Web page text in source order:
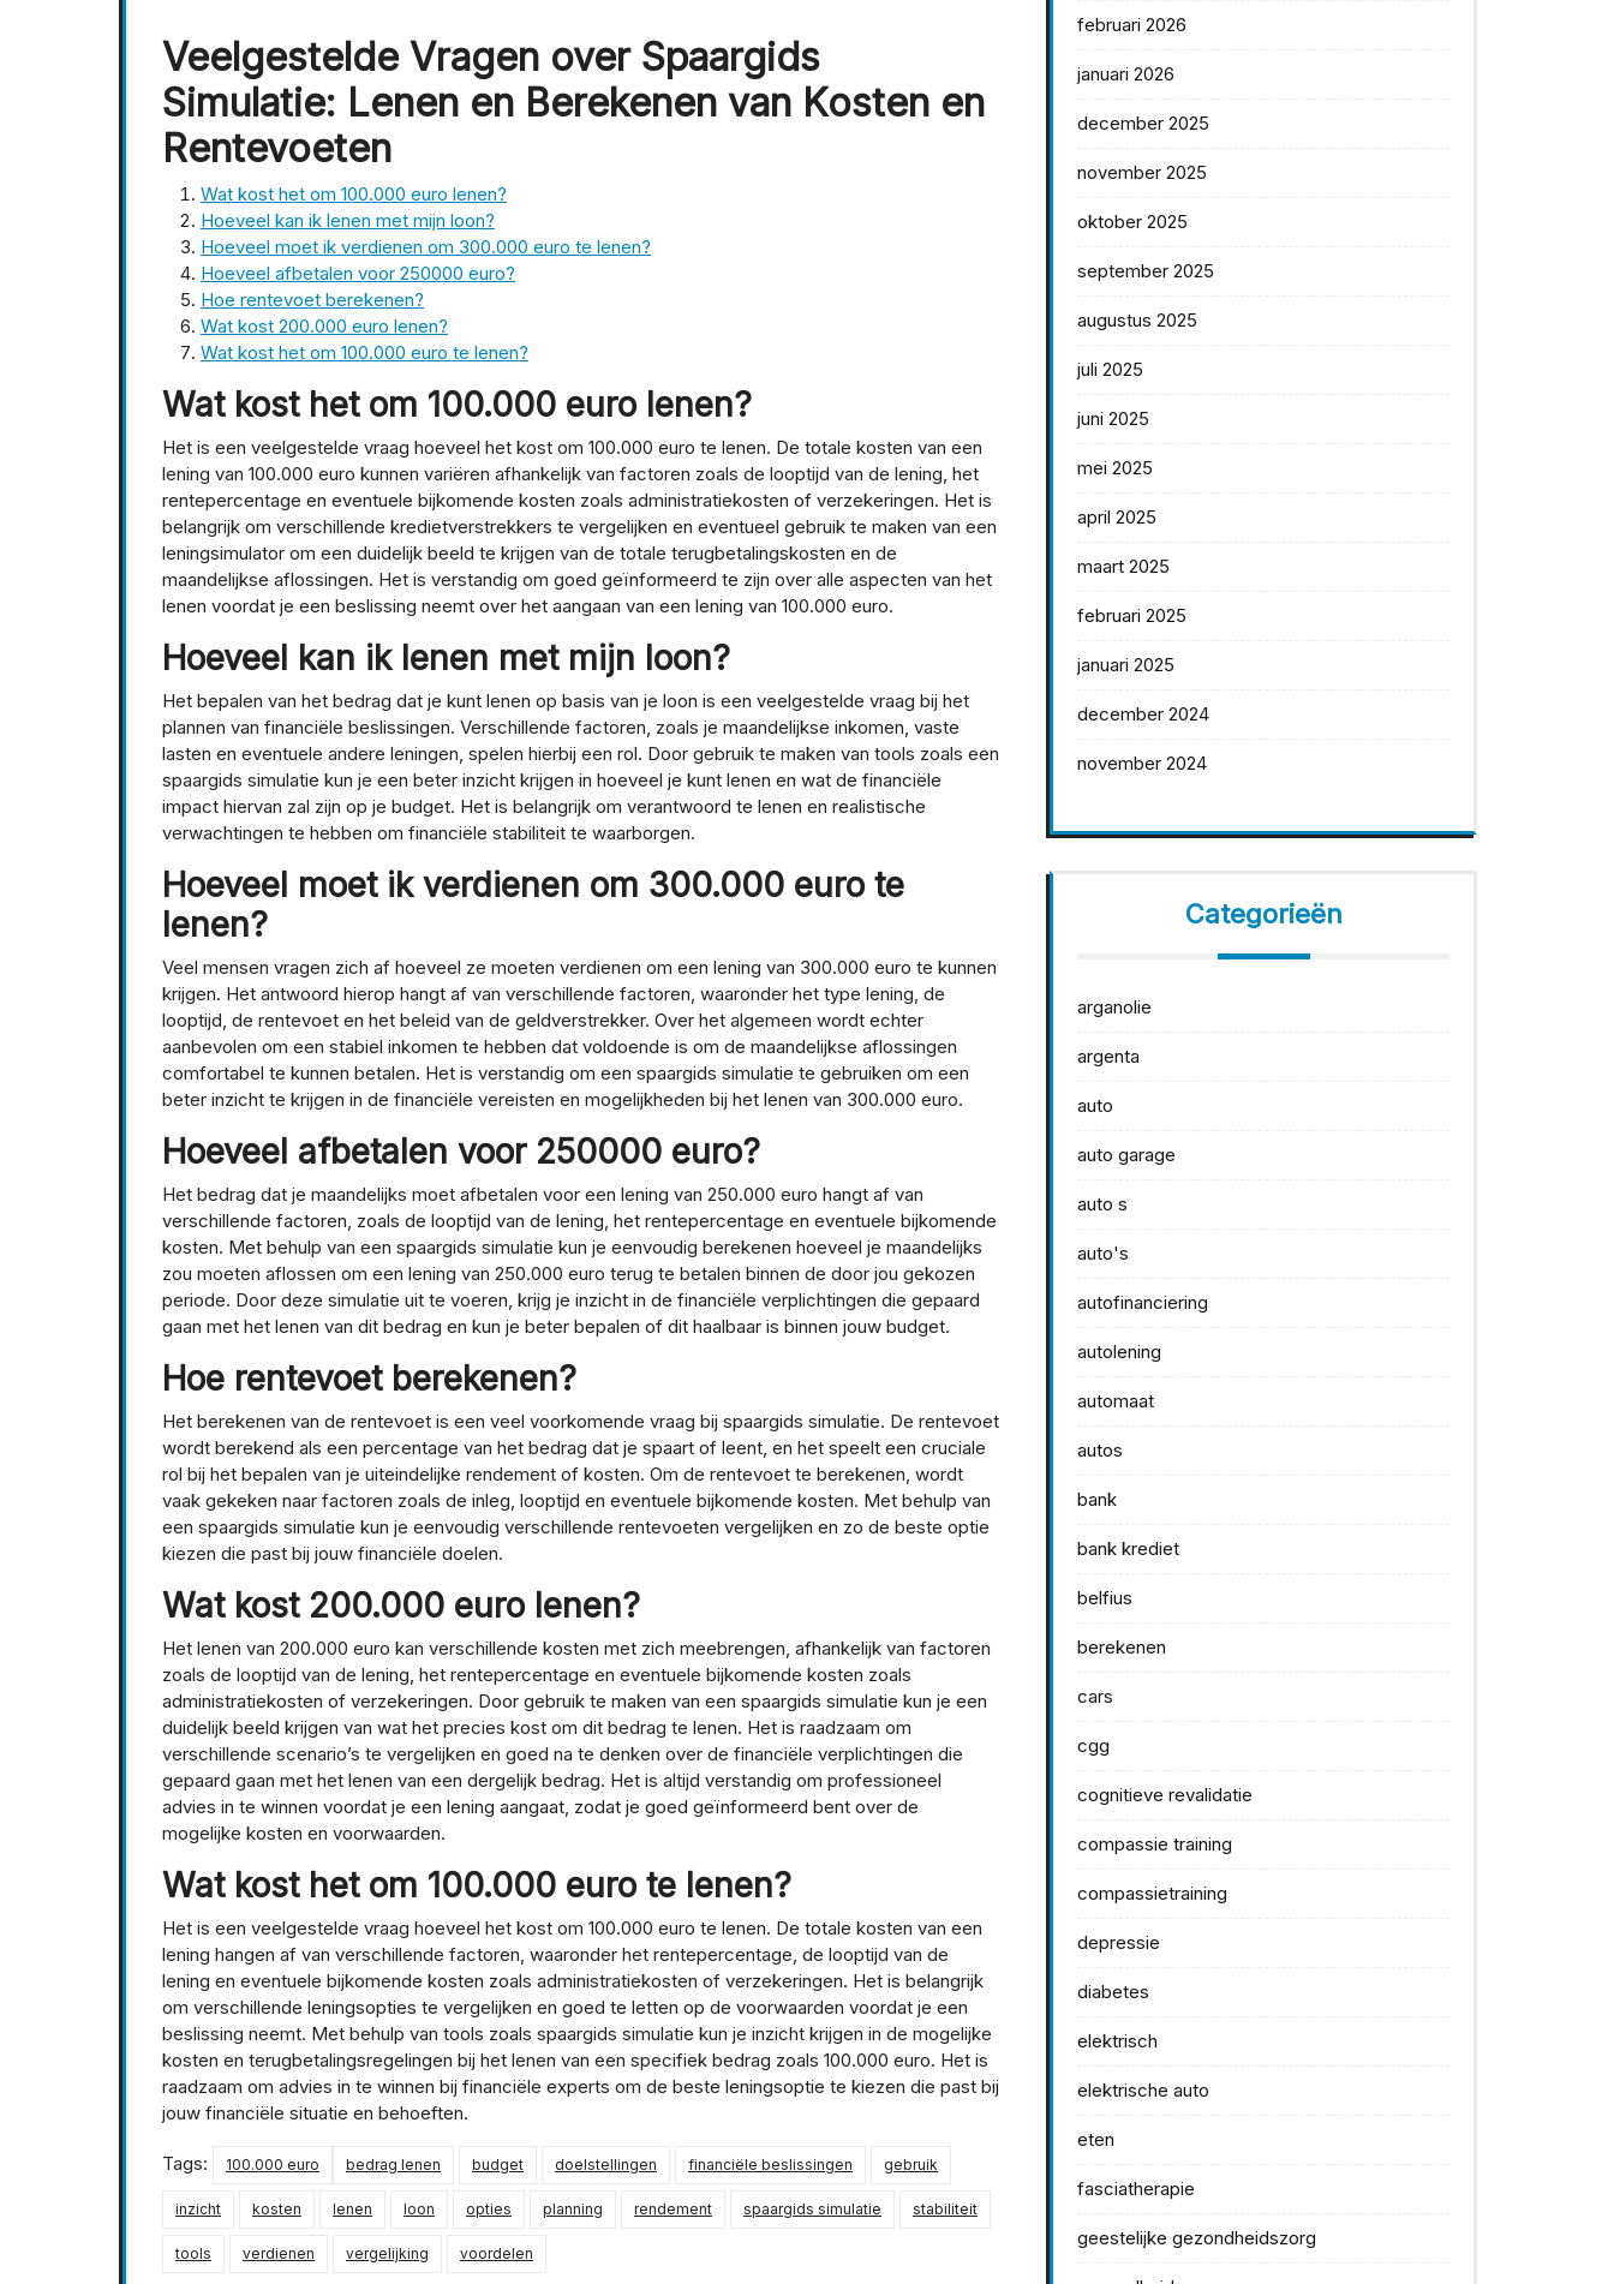
Veelgestelde Vragen over Spaargids
Simulatie: Lenen en Berekenen van Kosten en
Rentevoeten
Wat kost het om 100.000 euro lenen?
Hoeveel kan ik lenen met mijn loon?
Hoeveel moet ik verdienen om 300.000 euro te lenen?
Hoeveel afbetalen voor 250000 euro?
Hoe rentevoet berekenen?
Wat kost 200.000 euro lenen?
Wat kost het om 100.000 euro te lenen?
Wat kost het om 100.000 euro lenen?
Het is een veelgestelde vraag hoeveel het kost om 100.000 euro te lenen. De totale kosten van een
lening van 100.000 euro kunnen variëren afhankelijk van factoren zoals de looptijd van de lening, het
rentepercentage en eventuele bijkomende kosten zoals administratiekosten of verzekeringen. Het is
belangrijk om verschillende kredietverstrekkers te vergelijken en eventueel gebruik te maken van een
leningsimulator om een duidelijk beeld te krijgen van de totale terugbetalingskosten en de
maandelijkse aflossingen. Het is verstandig om goed geïnformeerd te zijn over alle aspecten van het
lenen voordat je een beslissing neemt over het aangaan van een lening van 100.000 euro.
Hoeveel kan ik lenen met mijn loon?
Het bepalen van het bedrag dat je kunt lenen op basis van je loon is een veelgestelde vraag bij het
plannen van financiële beslissingen. Verschillende factoren, zoals je maandelijkse inkomen, vaste
lasten en eventuele andere leningen, spelen hierbij een rol. Door gebruik te maken van tools zoals een
spaargids simulatie kun je een beter inzicht krijgen in hoeveel je kunt lenen en wat de financiële
impact hiervan zal zijn op je budget. Het is belangrijk om verantwoord te lenen en realistische
verwachtingen te hebben om financiële stabiliteit te waarborgen.
Hoeveel moet ik verdienen om 300.000 euro te
lenen?
Veel mensen vragen zich af hoeveel ze moeten verdienen om een lening van 300.000 euro te kunnen
krijgen. Het antwoord hierop hangt af van verschillende factoren, waaronder het type lening, de
looptijd, de rentevoet en het beleid van de geldverstrekker. Over het algemeen wordt echter
aanbevolen om een stabiel inkomen te hebben dat voldoende is om de maandelijkse aflossingen
comfortabel te kunnen betalen. Het is verstandig om een spaargids simulatie te gebruiken om een
beter inzicht te krijgen in de financiële vereisten en mogelijkheden bij het lenen van 300.000 euro.
Hoeveel afbetalen voor 250000 euro?
Het bedrag dat je maandelijks moet afbetalen voor een lening van 250.000 euro hangt af van
verschillende factoren, zoals de looptijd van de lening, het rentepercentage en eventuele bijkomende
kosten. Met behulp van een spaargids simulatie kun je eenvoudig berekenen hoeveel je maandelijks
zou moeten aflossen om een lening van 250.000 euro terug te betalen binnen de door jou gekozen
periode. Door deze simulatie uit te voeren, krijg je inzicht in de financiële verplichtingen die gepaard
gaan met het lenen van dit bedrag en kun je beter bepalen of dit haalbaar is binnen jouw budget.
Hoe rentevoet berekenen?
Het berekenen van de rentevoet is een veel voorkomende vraag bij spaargids simulatie. De rentevoet
wordt berekend als een percentage van het bedrag dat je spaart of leent, en het speelt een cruciale
rol bij het bepalen van je uiteindelijke rendement of kosten. Om de rentevoet te berekenen, wordt
vaak gekeken naar factoren zoals de inleg, looptijd en eventuele bijkomende kosten. Met behulp van
een spaargids simulatie kun je eenvoudig verschillende rentevoeten vergelijken en zo de beste optie
kiezen die past bij jouw financiële doelen.
Wat kost 200.000 euro lenen?
Het lenen van 200.000 euro kan verschillende kosten met zich meebrengen, afhankelijk van factoren
zoals de looptijd van de lening, het rentepercentage en eventuele bijkomende kosten zoals
administratiekosten of verzekeringen. Door gebruik te maken van een spaargids simulatie kun je een
duidelijk beeld krijgen van wat het precies kost om dit bedrag te lenen. Het is raadzaam om
verschillende scenario’s te vergelijken en goed na te denken over de financiële verplichtingen die
gepaard gaan met het lenen van een dergelijk bedrag. Het is altijd verstandig om professioneel
advies in te winnen voordat je een lening aangaat, zodat je goed geïnformeerd bent over de
mogelijke kosten en voorwaarden.
Wat kost het om 100.000 euro te lenen?
Het is een veelgestelde vraag hoeveel het kost om 100.000 euro te lenen. De totale kosten van een
lening hangen af van verschillende factoren, waaronder het rentepercentage, de looptijd van de
lening en eventuele bijkomende kosten zoals administratiekosten of verzekeringen. Het is belangrijk
om verschillende leningsopties te vergelijken en goed te letten op de voorwaarden voordat je een
beslissing neemt. Met behulp van tools zoals spaargids simulatie kun je inzicht krijgen in de mogelijke
kosten en terugbetalingsregelingen bij het lenen van een specifiek bedrag zoals 100.000 euro. Het is
raadzaam om advies in te winnen bij financiële experts om de beste leningsoptie te kiezen die past bij
jouw financiële situatie en behoeften.
Tags: 100.000 euro bedrag lenen budget doelstellingen financiële beslissingen gebruik
inzicht kosten lenen loon opties planning rendement spaargids simulatie stabiliteit
tools verdienen vergelijking voordelen
februari 2026
januari 2026
december 2025
november 2025
oktober 2025
september 2025
augustus 2025
juli 2025
juni 2025
mei 2025
april 2025
maart 2025
februari 2025
januari 2025
december 2024
november 2024
Categorieën
arganolie
argenta
auto
auto garage
auto s
auto's
autofinanciering
autolening
automaat
autos
bank
bank krediet
belfius
berekenen
cars
cgg
cognitieve revalidatie
compassie training
compassietraining
depressie
diabetes
elektrisch
elektrische auto
eten
fasciatherapie
geestelijke gezondheidszorg